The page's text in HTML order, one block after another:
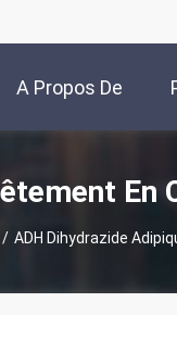
A Propos De
En
/ ADH Dihydrazide